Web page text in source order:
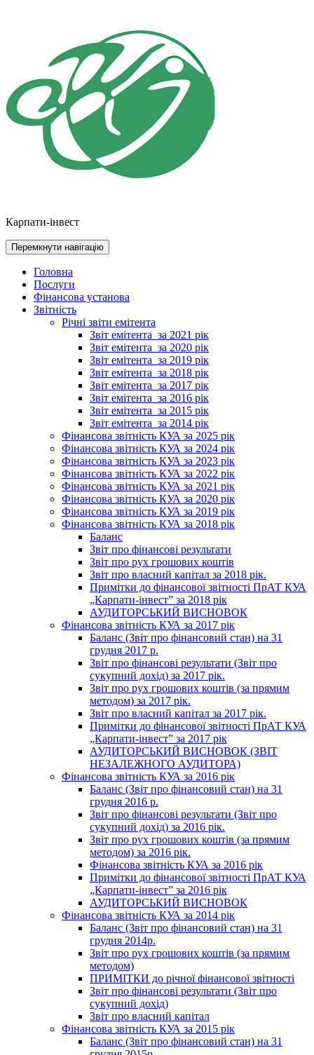
Карпати-інвест
Перемкнути навігацію
Головна
Послуги
Фінансова установа
Звітність
Річні звіти емітента
Звіт емітента_за 2021 рік
Звіт емітента_за 2020 рік
Звіт емітента_за 2019 рік
Звіт емітента_за 2018 рік
Звіт емітента_за 2017 рік
Звіт емітента_за 2016 рік
Звіт емітента_за 2015 рік
Звіт емітента_за 2014 рік
Фінансова звітність КУА за 2025 рік
Фінансова звітність КУА за 2024 рік
Фінансова звітність КУА за 2023 рік
Фінансова звітність КУА за 2022 рік
Фінансова звітність КУА за 2021 рік
Фінансова звітність КУА за 2020 рік
Фінансова звітність КУА за 2019 рік
Фінансова звітність КУА за 2018 рік
Баланс
Звіт про фінансові результати
Звіт про рух грошових коштів
Звіт про власний капітал за 2018 рік.
Примітки до фінансової звітності ПрАТ КУА
„Карпати-інвест” за 2018 рік
АУДИТОРСЬКИЙ ВИСНОВОК
Фінансова звітність КУА за 2017 рік
Баланс (Звіт про фінансовий стан) на 31
грудня 2017 р.
Звіт про фінансові результати (Звіт про
сукупний дохід) за 2017 рік.
Звіт про рух грошових коштів (за прямим
методом) за 2017 рік.
Звіт про власний капітал за 2017 рік.
Примітки до фінансової звітності ПрАТ КУА
„Карпати-інвест” за 2017 рік
АУДИТОРСЬКИЙ ВИСНОВОК (ЗВІТ
НЕЗАЛЕЖНОГО АУДИТОРА)
Фінансова звітність КУА за 2016 рік
Баланс (Звіт про фінансовий стан) на 31
грудня 2016 р.
Звіт про фінансові результати (Звіт про
сукупний дохід) за 2016 рік.
Звіт про рух грошових коштів (за прямим
методом) за 2016 рік.
Фінансова звітність КУА за 2016 рік
Примітки до фінансової звітності ПрАТ КУА
„Карпати-інвест” за 2016 рік
АУДИТОРСЬКИЙ ВИСНОВОК
Фінансова звітність КУА за 2014 рік
Баланс (Звіт про фінансовий стан) на 31
грудня 2014р.
Звіт про рух грошових коштів (за прямим
методом)
ПРИМІТКИ до річної фінансової звітності
Звіт про фінансові результати (Звіт про
сукупний дохід)
Звіт про власний капітал
Фінансова звітність КУА за 2015 рік
Баланс (Звіт про фінансовий стан) на 31